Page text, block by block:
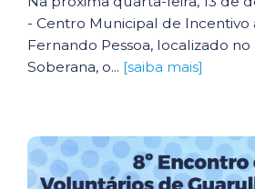
- Centro Municipal de Incentivo
Fernando Pessoa, localizado
Soberana, o... [saiba mais]